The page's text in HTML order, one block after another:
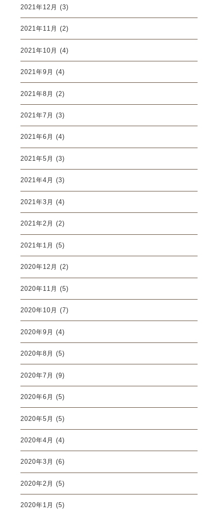
2021年12月 (3)
2021年11月 (2)
2021年10月 (4)
2021年9月 (4)
2021年8月 (2)
2021年7月 (3)
2021年6月 (4)
2021年5月 (3)
2021年4月 (3)
2021年3月 (4)
2021年2月 (2)
2021年1月 (5)
2020年12月 (2)
2020年11月 (5)
2020年10月 (7)
2020年9月 (4)
2020年8月 (5)
2020年7月 (9)
2020年6月 (5)
2020年5月 (5)
2020年4月 (4)
2020年3月 (6)
2020年2月 (5)
2020年1月 (5)